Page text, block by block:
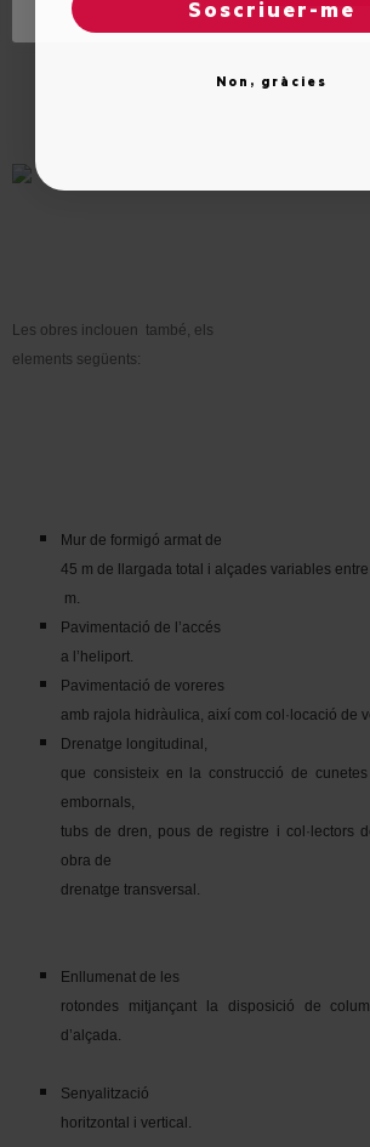
Exterior amb el carrer Major de Betren.
Les obres inclouen també, els
elements següents:
Mur de formigó armat de
45 m de llargada total i alçades variables entre
m.
Pavimentació de l’accés
a l’heliport.
Pavimentació de voreres
amb rajola hidràulica, així com col·locació de
Drenatge longitudinal,
que consisteix en la construcció de cunetes
embornals,
tubs de dren, pous de registre i col·lectors
obra de
drenatge transversal.
Enllumenat de les
rotondes mitjançant la disposició de
d’alçada.
Senyalització
horitzontal i vertical.
Soscriuer-me
Non, gràcies